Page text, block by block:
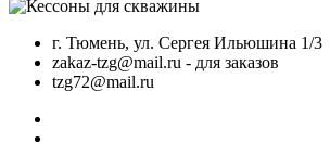
г. Тюмень, ул. Сергея Ильюшина 1/3
zakaz-tzg@mail.ru - для заказов
tzg72@mail.ru